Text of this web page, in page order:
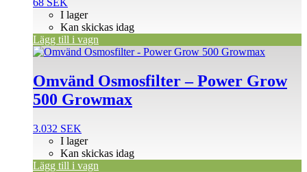
68 SEK
I lager
Kan skickas idag
Lägg till i vagn
Omvänd Osmosfilter – Power Grow
500 Growmax
3.032 SEK
I lager
Kan skickas idag
Lägg till i vagn